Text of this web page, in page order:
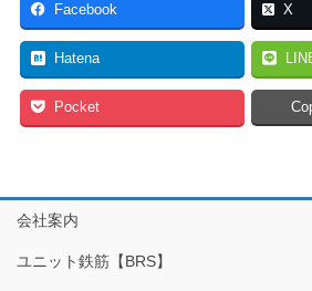
Facebook X
Hatena
Pocket
会社案内
ユニット鉄筋【BRS】